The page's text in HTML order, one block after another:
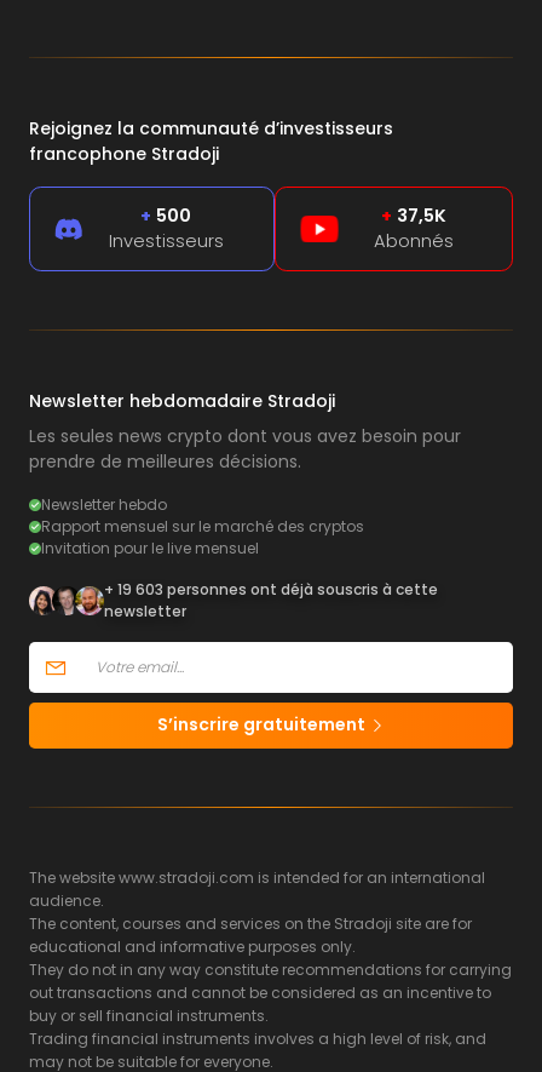
Rejoignez la communauté d’investisseurs
francophone Stradoji
+ 500
Investisseurs
+ 37,5K
Abonnés
Newsletter hebdomadaire Stradoji
Les seules news crypto dont vous avez besoin pour
prendre de meilleures décisions.
Newsletter hebdo
Rapport mensuel sur le marché des cryptos
Invitation pour le live mensuel
+ 19 603 personnes ont déjà souscris à cette
newsletter
S’inscrire gratuitement
The website www.stradoji.com is intended for an international
audience.
The content, courses and services on the Stradoji site are for
educational and informative purposes only.
They do not in any way constitute recommendations for carrying
out transactions and cannot be considered as an incentive to
buy or sell financial instruments.
Trading financial instruments involves a high level of risk, and
may not be suitable for everyone.